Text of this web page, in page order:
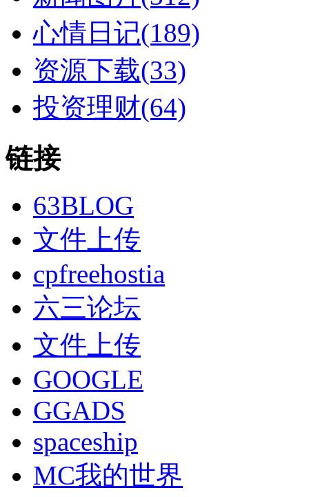
心情日记(189)
资源下载(33)
投资理财(64)
链接
63BLOG
文件上传
cpfreehostia
六三论坛
文件上传
GOOGLE
GGADS
spaceship
MC我的世界